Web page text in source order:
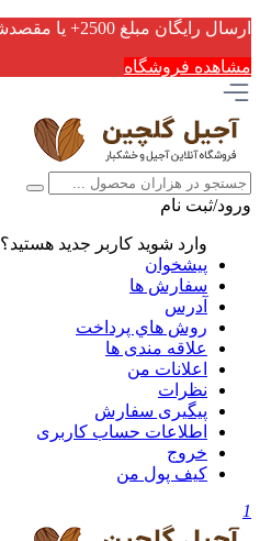
ارسال رایگان مبلغ 2500+ یا مقصدشاهین شهر
مشاهده فروشگاه
ورود/ثبت نام
وارد شوید کاربر جدید هستید؟
پیشخوان
سفارش ها
آدرس
روش هاي پرداخت
علاقه مندی ها
اعلانات من
نظرات
پیگیری سفارش
اطلاعات حساب كاربری
خروج
کیف پول من
1